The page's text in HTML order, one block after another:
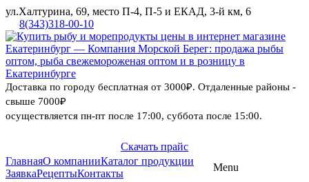
ул.Халтурина, 69, место П-4, П-5 и ЕКАД, 3-й км, 6
8(343)318-00-10
Доставка по городу бесплатная от 3000₽. Отдаленные районы -
свыше 7000₽
осуществляется пн-пт после 17:00, суббота после 15:00.
Скачать прайс
Skip
ГлавнаяО компанииКаталог продукции
ЗаявкаРецептыКонтакты
Menu